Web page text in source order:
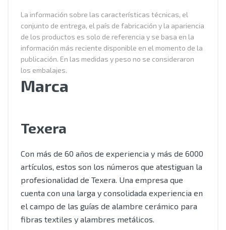
La información sobre las características técnicas, el
conjunto de entrega, el país de fabricación y la apariencia
de los productos es solo de referencia y se basa en la
información más reciente disponible en el momento de la
publicación. En las medidas y peso no se consideraron
los embalajes.
Marca
Texera
Con más de 60 años de experiencia y más de 6000
artículos, estos son los números que atestiguan la
profesionalidad de Texera. Una empresa que
cuenta con una larga y consolidada experiencia en
el campo de las guías de alambre cerámico para
fibras textiles y alambres metálicos.